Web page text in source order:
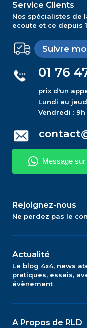
Service Clients
Nos spécialistes de
ecoute et ce depuis
Suivre
01 76
prix d'un
Lundi au
Vendredi : 9h
Rejoignez-nous
Ne perdez pas le
Actualité
Le blog 4x4, news
pratiques, essais,
évènement
A Propos de RLD